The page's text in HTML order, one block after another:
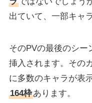
出ていて、一部キャ
そのPVの最後のシー
挿入されます。その
に多数のキャラが表
164枠あります。